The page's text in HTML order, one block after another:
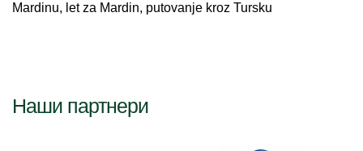
Mardinu, let za Mardin, putovanje kroz Tursku
Наши партнери